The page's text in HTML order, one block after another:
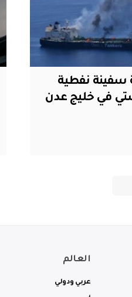
سفينة نفطية
في خليج عدن
العالم
عربي ودولي